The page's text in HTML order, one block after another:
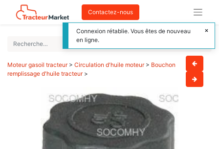
Contactez-nous
Moteur gasoil tracteur> Circulation d'huile moteur> Bouchon
remplissage d'huile tracteur>
Connexion rétablie. Vous êtes de nouveau
en ligne.